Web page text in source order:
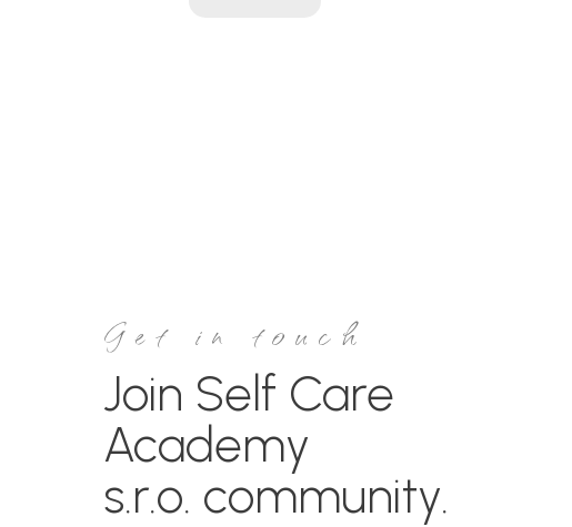
Get in touch
Join Self Care
Academy
s.r.o. community.